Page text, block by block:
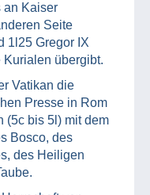
an Kaiser
Seite
1l25 Gregor IX
Kurialen übergibt.
Vatikan die
Presse in Rom
(5c bis 5l) mit dem
Bosco, des
des Heiligen